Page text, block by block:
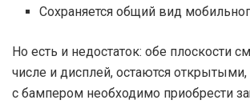
Сохраняется общий вид
Но есть и недостаток: обе плоскости
числе и дисплей, остаются
с бампером необходимо приобрести